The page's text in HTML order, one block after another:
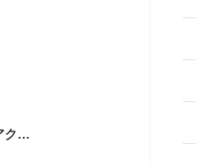
透明 クリアポーチ 3個セット カラビナ付き ぬいポーチ アクスタ ケース かわいい おしゃれ ポーチ 推し活 推し活グッズ カラビナ フィギュア 持ち運び オタ活 ディスプレイケース フィギュアケース PVC 収納ケース 透明 アニメ （フィギュアや人形は付属しません）